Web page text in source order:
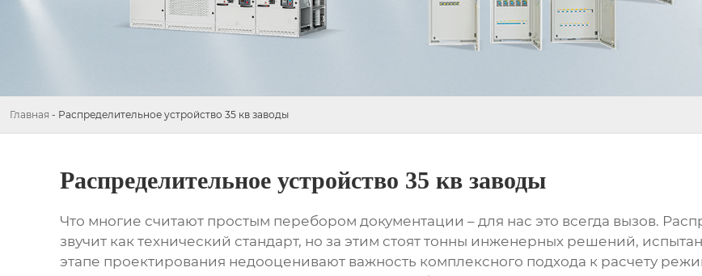
Главная - Распределительное устройство 35 кв заводы
Распределительное устройство 35 кв заводы
Что многие считают простым перебором документации – для нас это всегда вызов.
звучит как технический стандарт, но за этим стоят тонны инженерных решений,
этапе проектирования недооценивают важность комплексного подхода к расчету